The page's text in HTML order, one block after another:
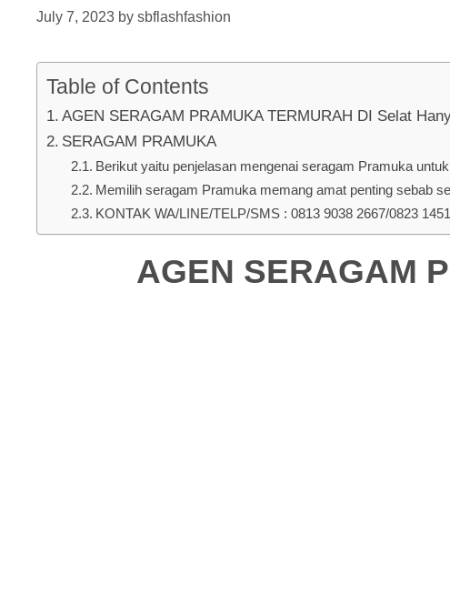
July 7, 2023 by sbflashfashion
Table of Contents
AGEN SERAGAM PRAMUKA TERMURAH DI Selat
SERAGAM PRAMUKA
Berikut yaitu penjelasan mengenai seragam Pramuka
Memilih seragam Pramuka memang amat penting sebab
KONTAK WA/LINE/TELP/SMS : 0813 9038 2667/0823
AGEN SERAGAM